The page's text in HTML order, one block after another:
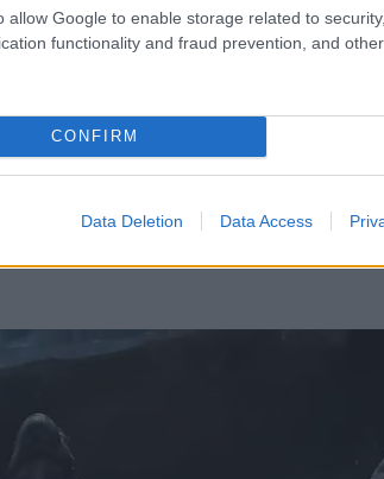
allow Google to enable storage related to
functionality and fraud prevention, and
CONFIRM
Data Deletion Data Access
dátumát a
figyelni
Play előadása, és az is, hogy